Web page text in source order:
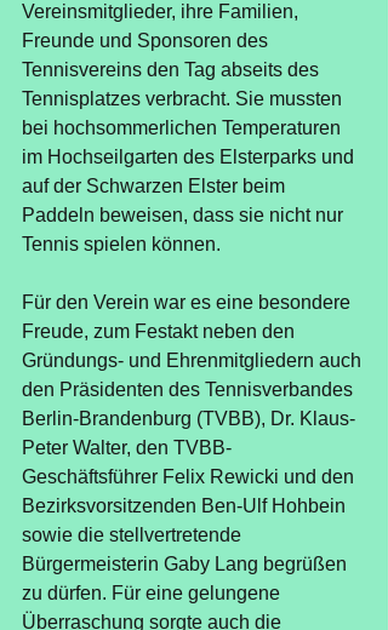
Vereinsmitglieder, ihre Familien,
Freunde und Sponsoren des
Tennisvereins den Tag abseits des
Tennisplatzes verbracht. Sie mussten
bei hochsommerlichen Temperaturen
im Hochseilgarten des Elsterparks und
auf der Schwarzen Elster beim
Paddeln beweisen, dass sie nicht nur
Tennis spielen können.
Für den Verein war es eine besondere
Freude, zum Festakt neben den
Gründungs- und Ehrenmitgliedern auch
den Präsidenten des Tennisverbandes
Berlin-Brandenburg (TVBB), Dr. Klaus-
Peter Walter, den TVBB-
Geschäftsführer Felix Rewicki und den
Bezirksvorsitzenden Ben-Ulf Hohbein
sowie die stellvertretende
Bürgermeisterin Gaby Lang begrüßen
zu dürfen. Für eine gelungene
Überraschung sorgte auch die